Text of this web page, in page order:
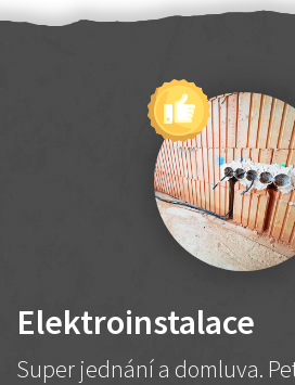
Elektroinstalace
Super jednání a domluva.